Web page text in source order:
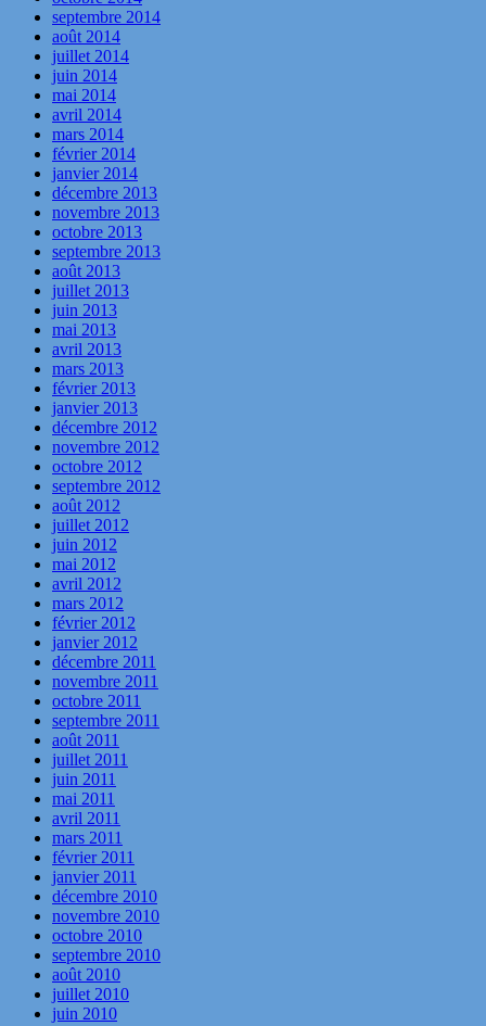
septembre 2014
août 2014
juillet 2014
juin 2014
mai 2014
avril 2014
mars 2014
février 2014
janvier 2014
décembre 2013
novembre 2013
octobre 2013
septembre 2013
août 2013
juillet 2013
juin 2013
mai 2013
avril 2013
mars 2013
février 2013
janvier 2013
décembre 2012
novembre 2012
octobre 2012
septembre 2012
août 2012
juillet 2012
juin 2012
mai 2012
avril 2012
mars 2012
février 2012
janvier 2012
décembre 2011
novembre 2011
octobre 2011
septembre 2011
août 2011
juillet 2011
juin 2011
mai 2011
avril 2011
mars 2011
février 2011
janvier 2011
décembre 2010
novembre 2010
octobre 2010
septembre 2010
août 2010
juillet 2010
juin 2010